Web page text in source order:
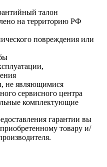
талон
на территорию РФ
повреждения или
не являющимися
сервисного центра
комплектующие
гарантии вы
товару и/